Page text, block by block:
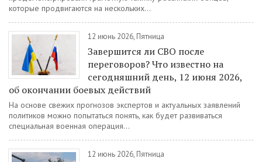
которые продвигаются на нескольких...
12 июнь 2026, Пятница
Завершится ли СВО после
переговоров? Что известно на
сегодняшний день, 12 июня 2026,
об окончании боевых действий
На основе свежих прогнозов экспертов и актуальных заявлений
политиков можно попытаться понять, как будет развиваться
специальная военная операция...
12 июнь 2026, Пятница